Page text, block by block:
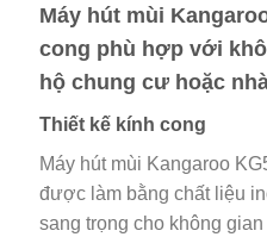
Máy hút mùi
cong phù hợp với
hộ chung cư hoặc
Thiết kế kính cong
Máy hút mùi Kangaroo
được làm bằng chất liệu
sang trọng cho không